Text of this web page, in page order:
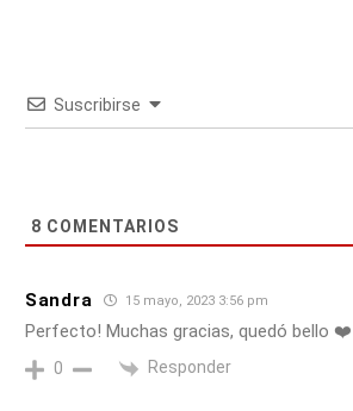
Suscribirse
8 COMENTARIOS
Sandra 15 mayo, 2023 3:56 pm
Perfecto! Muchas gracias, quedó bello ❤️
0 Responder